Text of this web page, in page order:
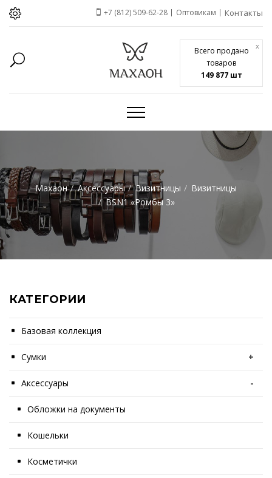
Всего продано
товаров
149 877 шт
x
+7 (812) 509-62-28 Оптовикам Контакты
Махаон Аксессуары Визитницы
Визитницы
BSN1 «Ромбы 3»
КАТЕГОРИИ
Базовая коллекция
Сумки +
Аксессуары -
Обложки на документы
Кошельки
Косметички